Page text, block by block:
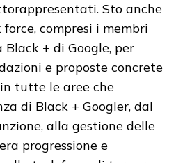
Sto anche
compresi i membri
+ di Google, per
e proposte concrete
tutte le aree che
di Black + Googler, dal
alla gestione delle
progressione e